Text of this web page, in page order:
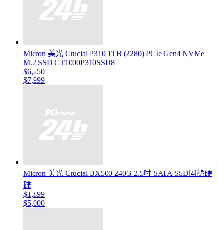
Micron 美光 Crucial P310 1TB (2280) PCIe Gen4 NVMe
M.2 SSD CT1000P310SSD8
$6,250
$7,999
Micron 美光 Crucial BX500 240G 2.5吋 SATA SSD固態硬
碟
$1,899
$5,000